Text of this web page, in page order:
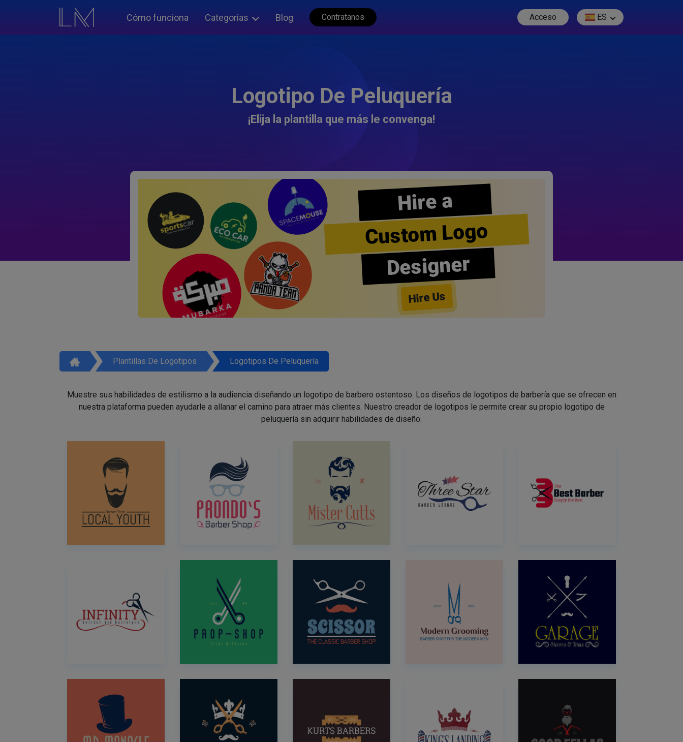
Cómo funciona Categorias Blog Contratanos Acceso ES
Logotipo De Peluquería
¡Elija la plantilla que más le convenga!
Hire a
Custom Logo
Designer
Hire Us
Plantillas De Logotipos Logotipos De Peluquería
Muestre sus habilidades de estilismo a la audiencia diseñando un logotipo de barbero ostentoso. Los diseños de logotipos de barbería que se ofrecen en
nuestra plataforma pueden ayudarle a allanar el camino para atraer más clientes. Nuestro creador de logotipos le permite crear su propio logotipo de
peluquería sin adquirir habilidades de diseño.